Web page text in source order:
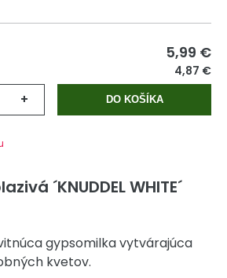
5,99 €
4,87 €
+ DO KOŠÍKA
´KNUDDEL WHITE´
gypsomilka vytvárajúca
kvetov.